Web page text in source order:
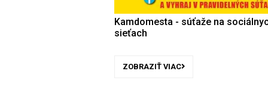
Kamdomesta - súťaže na
sieťach
ZOBRAZIŤ VIAC